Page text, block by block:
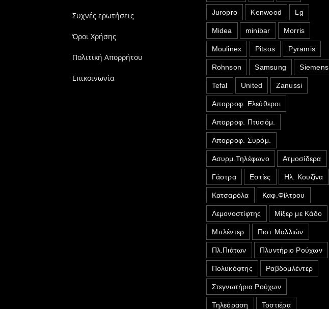
Συχνές ερωτήσεις
Όροι Χρήσης
Πολιτική Απορρήτου
Επικοινωνία
Juropro Kenwood Lg
Midea minibar Morris
Moulinex Pitsos Pyramis
Rohnson Samsung Siemens
Tefal United Zanussi
Απορροφ. Ελεύθεροι
Απορροφ. Πτυσόμ.
Απορροφ. Συρόμ.
Ασυρμ.Τηλέφωνο Ατμοσίδερα
Γάστρα Εστίες Ηλ. Κουζίνα
Κατσαρόλα Καφ.Φίλτρου
Λεμονοστίφτης Μίξερ με Κάδο
Μπλέντερ Πιστ.Μαλλιών
Πλ.Πιάτων Πλυντήριο Ρούχων
Πολυκόφτης Ραβδομλέντερ
Στεγνωτήρια Ρούχων
Τηλεόραση Τοστιέρα